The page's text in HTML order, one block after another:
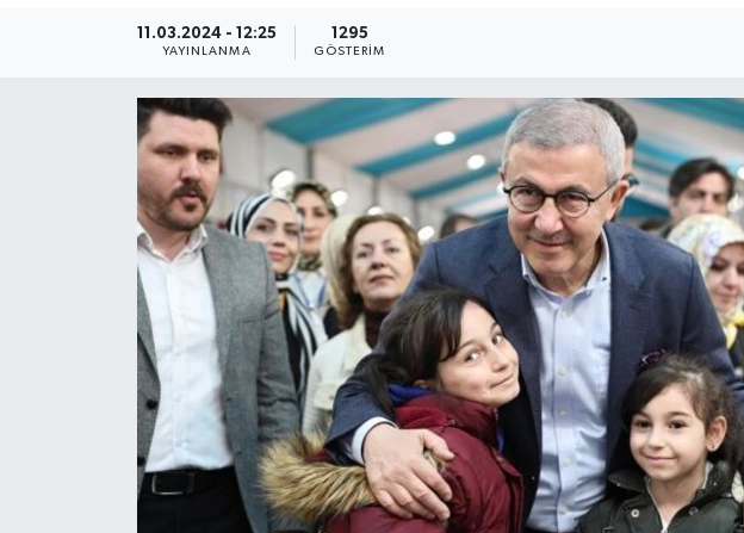
11.03.2024 - 12:25
YAYINLANMA
1295
GÖSTERIM
GÖKTÜRK
GÜNDEM
KEMERBURGAZ
KÜLTÜR - SANAT
MAGAZİN
ÖZEL HABER